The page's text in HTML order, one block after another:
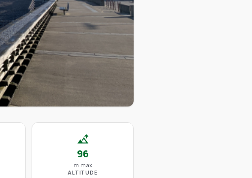
altitude
96
m max
ALTITUDE